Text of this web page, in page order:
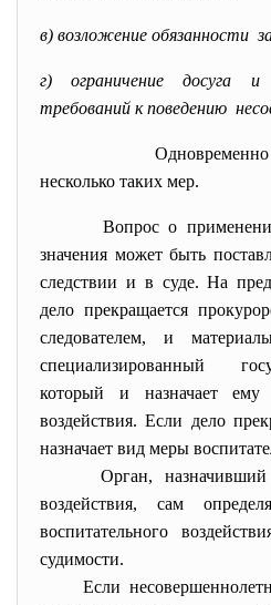
в) возложение обязанности
г) ограничение досуга и
требований к поведению
Одновременно
несколько таких мер.
Вопрос о применении
значения может быть
следствии и в суде. На
дело прекращается
следователем, и
специализированный
который и назначает ему
воздействия. Если дело
назначает вид меры
Орган, назначивший
воздействия, сам
воспитательного
судимости.
Если